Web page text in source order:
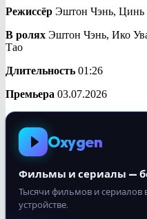
Режиссёр Эштон Чэнь, Цинь
В ролях Эштон Чэнь, Ико
Тао
Длительность 01:26
Премьера 03.07.2026
Oxygen
Фильмы и сериалы —
Тысячи фильмов и
устройстве.